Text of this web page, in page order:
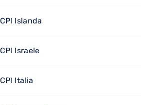
CPI Islanda
CPI Israele
CPI Italia